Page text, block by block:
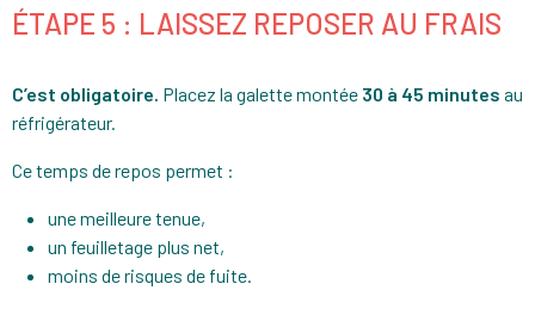
ÉTAPE 5 : LAISSEZ REPOSER AU FRAIS
C’est obligatoire. Placez la galette montée 30 à 45 minutes au
réfrigérateur.
Ce temps de repos permet :
une meilleure tenue,
un feuilletage plus net,
moins de risques de fuite.